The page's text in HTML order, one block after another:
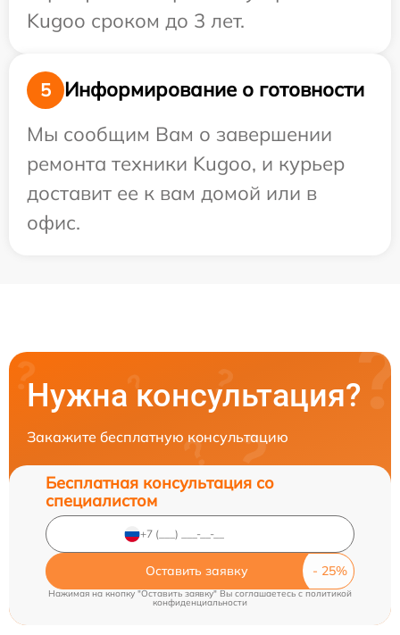
Kugoo сроком до 3 лет.
5
Информирование о готовности
Мы сообщим Вам о завершении
ремонта техники Kugoo, и курьер
доставит ее к вам домой или в
офис.
Нужна консультация?
Закажите бесплатную консультацию
Бесплатная консультация со
специалистом
Оставить заявку
Нажимая на кнопку "Оставить заявку" Вы соглашаетесь cполитикой
конфиденциальности